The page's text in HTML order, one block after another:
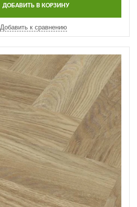
ДОБАВИТЬ В КОРЗИНУ
Добавить к сравнению